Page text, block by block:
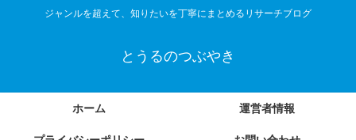
ジャンルを超えて、知りたいを丁寧にまとめるリサーチブログ
とうるのつぶやき
ホーム 運営者情報